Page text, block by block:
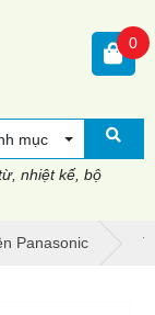
mục
nhiệt kế, bộ
0
Panasonic